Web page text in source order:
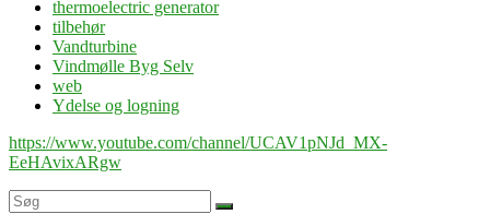
thermoelectric generator
tilbehør
Vandturbine
Vindmølle Byg Selv
web
Ydelse og logning
https://www.youtube.com/channel/UCAV1pNJd_MX-
EeHAvixARgw